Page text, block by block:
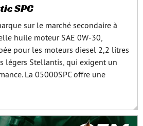
SPC
sur le marché secondaire à
huile moteur SAE 0W‑30,
pour les moteurs diesel 2,2 litres
légers Stellantis, qui exigent un
La 05000SPC offre une